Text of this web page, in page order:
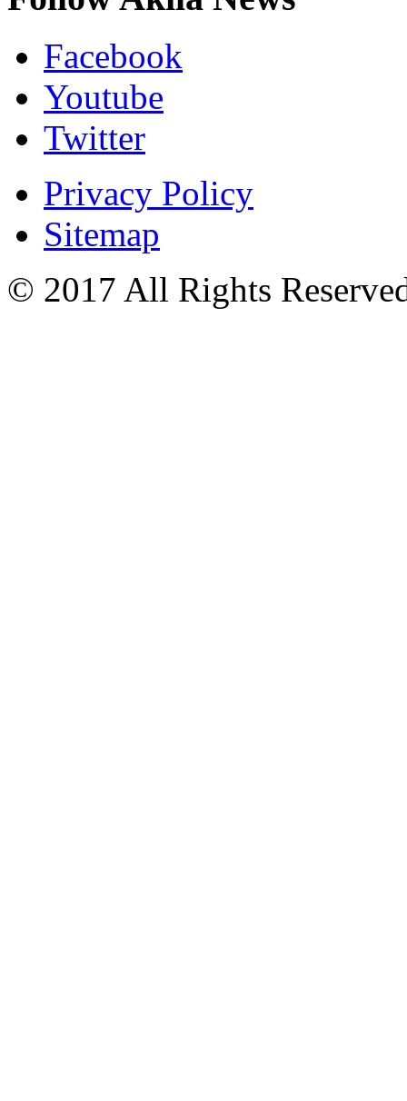
Facebook
Youtube
Twitter
Privacy Policy
Sitemap
© 2017 All Rights